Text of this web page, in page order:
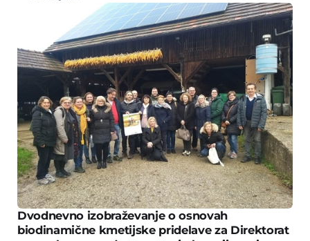
Dvodnevno izobraževanje o osnovah
biodinamične kmetijske pridelave za Direktorat